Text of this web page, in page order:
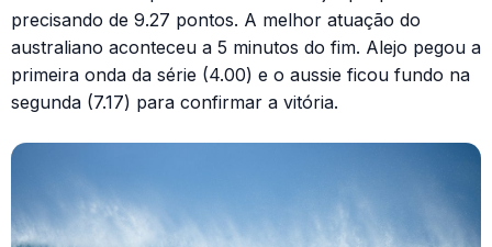
precisando de 9.27 pontos. A melhor atuação do
australiano aconteceu a 5 minutos do fim. Alejo pegou a
primeira onda da série (4.00) e o aussie ficou fundo na
segunda (7.17) para confirmar a vitória.